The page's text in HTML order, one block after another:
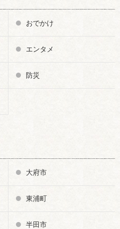
おでかけ
エンタメ
防災
大府市
東浦町
半田市